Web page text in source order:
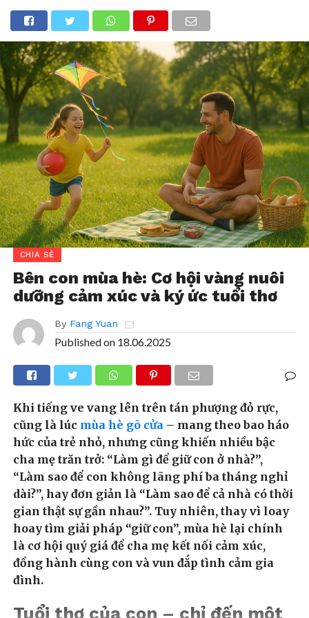
CHIA SẺ
Bên con mùa hè: Cơ hội vàng nuôi
dưỡng cảm xúc và ký ức tuổi thơ
By Fang Yuan
Published on 18.06.2025
Khi tiếng ve vang lên trên tán phượng đỏ rực,
cũng là lúc mùa hè gõ cửa – mang theo bao háo
hức của trẻ nhỏ, nhưng cũng khiến nhiều bậc
cha mẹ trăn trở: “Làm gì để giữ con ở nhà?”,
“Làm sao để con không lãng phí ba tháng nghỉ
dài?”, hay đơn giản là “Làm sao để cả nhà có thời
gian thật sự gần nhau?”. Tuy nhiên, thay vì loay
hoay tìm giải pháp “giữ con”, mùa hè lại chính
là cơ hội quý giá để cha mẹ kết nối cảm xúc,
đồng hành cùng con và vun đắp tình cảm gia
đình.
Tuổi thơ của con – chỉ đến một